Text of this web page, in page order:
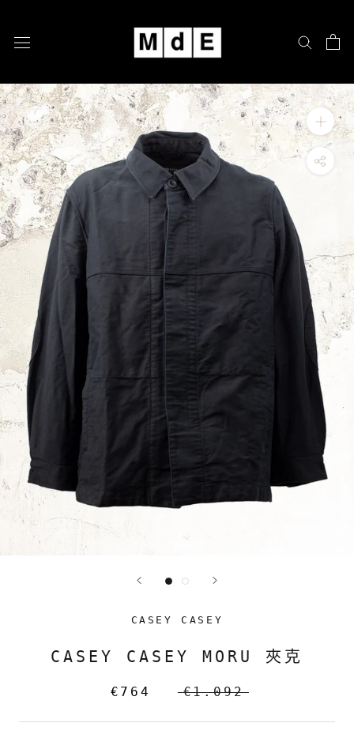
CASEY CASEY
CASEY CASEY MORU 夾克
€764 €1.092